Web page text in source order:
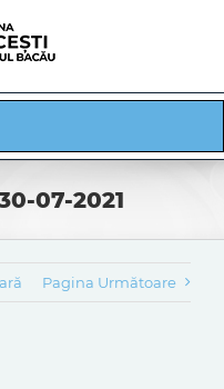
07-2021
Pagina Următoare